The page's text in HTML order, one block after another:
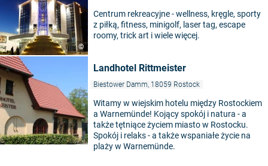
©
Centrum rekreacyjne - wellness, kręgle, sporty
z piłką, fitness, minigolf, laser tag, escape
roomy, trick art i wiele więcej.
Landhotel Rittmeister
Biestower Damm, 18059 Rostock
Witamy w wiejskim hotelu między Rostockiem
a Warnemünde! Kojący spokój i natura - a
także tętniące życiem miasto w Rostocku.
Spokój i relaks - a także wspaniałe życie na
plaży w Warnemünde.